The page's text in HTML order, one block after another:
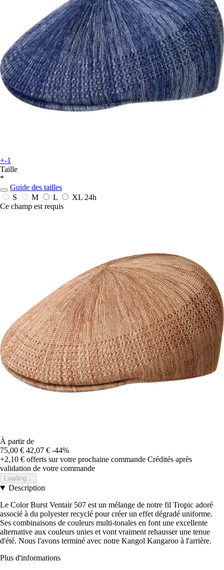
+-1
Taille
*
Guide des tailles
S
M L XL 24h
Ce champ est requis
À partir de
75,00 € 42,07 € -44%
+2,10 € offerts sur votre prochaine commande Crédités après
validation de votre commande
Loading...
Description
Le Color Burst Ventair 507 est un mélange de notre fil Tropic adoré
associé à du polyester recyclé pour créer un effet dégradé uniforme.
Ses combinaisons de couleurs multi-tonales en font une excellente
alternative aux couleurs unies et vont vraiment rehausser une tenue
d'été. Nous l'avons terminé avec notre Kangol Kangaroo à l'arrière.
Plus d'informations